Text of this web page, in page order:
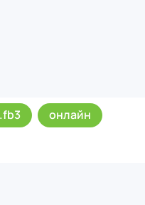
.fb3 онлайн